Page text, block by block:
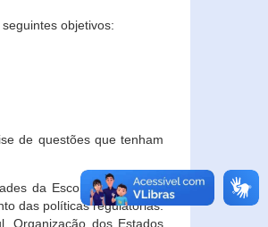
objetivos:
de questões que tenham
da Escola Nacional de
das políticas regulatórias.
Organização dos Estados